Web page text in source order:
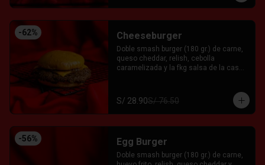
-62% Cheeseburger
Doble smash burger (180 gr.) de carne,
queso cheddar, relish, cebolla
caramelizada y la fkg salsa de la casa
S/ 28.90S/ 76.50
-56% Egg Burger
Doble smash burger (180 gr.) de carne,